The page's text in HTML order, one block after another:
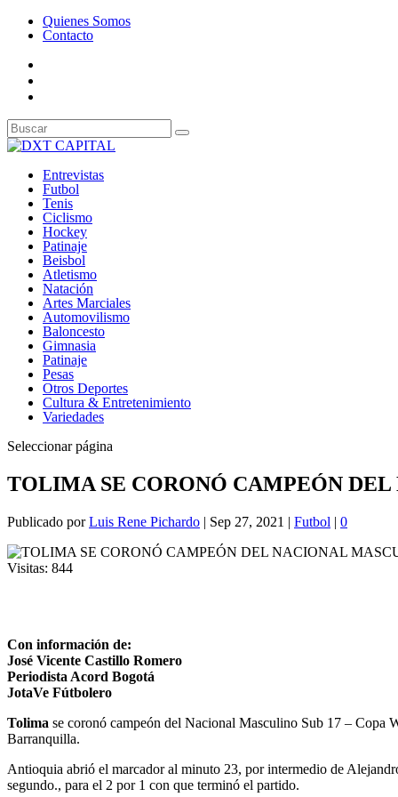
Quienes Somos
Contacto
Entrevistas
Futbol
Tenis
Ciclismo
Hockey
Patinaje
Beisbol
Atletismo
Natación
Artes Marciales
Automovilismo
Baloncesto
Gimnasia
Patinaje
Pesas
Otros Deportes
Cultura & Entretenimiento
Variedades
Seleccionar página
TOLIMA SE CORONÓ CAMPEÓN
Publicado porLuis Rene Pichardo | Sep 27, 2021 | Futbol | 0
Visitas: 844
Con información de:
José Vicente Castillo Romero
Periodista Acord Bogotá
JotaVe Fútbolero
Tolima se coronó campeón del Nacional Masculino Sub 17 – Copa
Barranquilla.
Antioquia abrió el marcador al minuto 23, por intermedio de
segundo., para el 2 por 1 con que terminó el partido.